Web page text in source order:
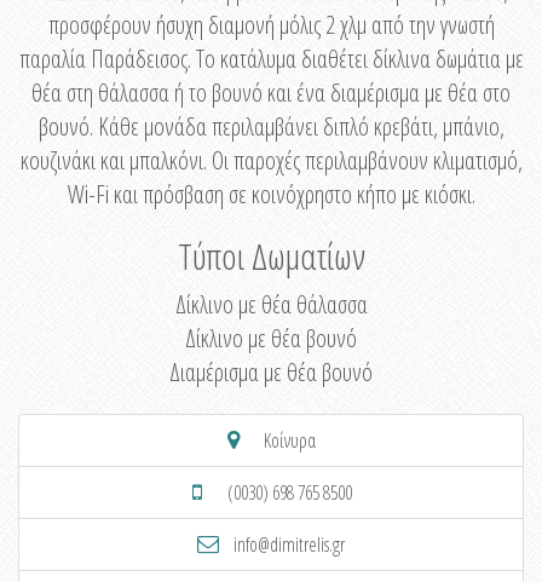
προσφέρουν ήσυχη διαμονή μόλις 2 χλμ από την γνωστή
παραλία Παράδεισος. Το κατάλυμα διαθέτει δίκλινα δωμάτια με
θέα στη θάλασσα ή το βουνό και ένα διαμέρισμα με θέα στο
βουνό. Κάθε μονάδα περιλαμβάνει διπλό κρεβάτι, μπάνιο,
κουζινάκι και μπαλκόνι. Οι παροχές περιλαμβάνουν κλιματισμό,
Wi-Fi και πρόσβαση σε κοινόχρηστο κήπο με κιόσκι.
Τύποι Δωματίων
Δίκλινο με θέα θάλασσα
Δίκλινο με θέα βουνό
Διαμέρισμα με θέα βουνό
Κοίνυρα
(0030) 698 765 8500
info@dimitrelis.gr